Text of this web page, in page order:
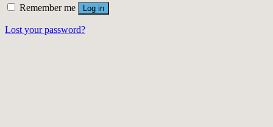
Remember me Log in
Lost your password?